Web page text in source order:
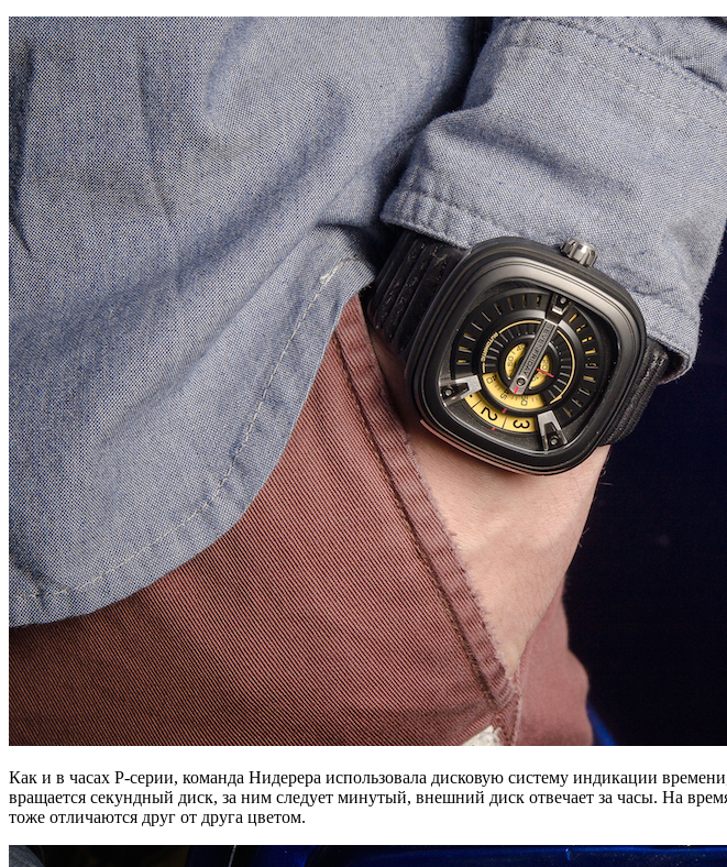
Как и в часах P-серии, команда Нидерера использовала дисковую систему индикации
вращается секундный диск, за ним следует минутый, внешний диск отвечает за часы. На
тоже отличаются друг от друга цветом.